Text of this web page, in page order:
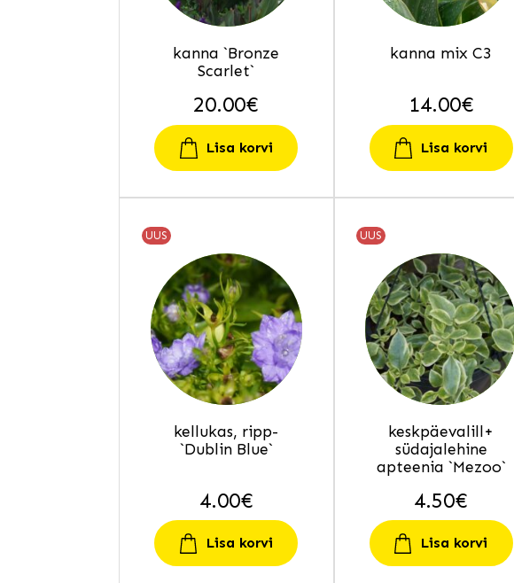
kanna `Bronze
Scarlet`
20.00€
Lisa korvi
kanna mix C3
14.00€
Lisa korvi
UUS
kellukas, ripp-
`Dublin Blue`
4.00€
Lisa korvi
UUS
keskpäevalill+
südajalehine
apteenia `Mezoo`
4.50€
Lisa korvi